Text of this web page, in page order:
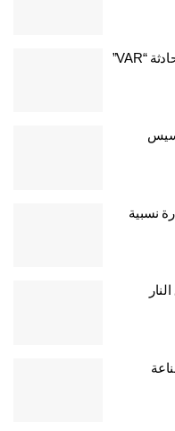
إيقاف إلياس أخوماش ثلاث مباريات بعد حادثة “VAR”
نسبية